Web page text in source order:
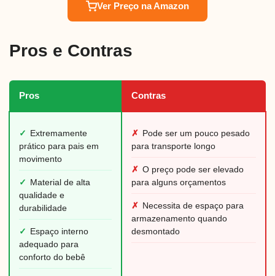
Ver Preço na Amazon
Pros e Contras
Pros Contras
✓
Extremamente
prático para pais em
movimento
✓
Material de alta
qualidade e
durabilidade
✓
Espaço interno
adequado para
conforto do bebê
✗ Pode ser um pouco pesado
para transporte longo
✗ O preço pode ser elevado
para alguns orçamentos
✗ Necessita de espaço para
armazenamento quando
desmontado